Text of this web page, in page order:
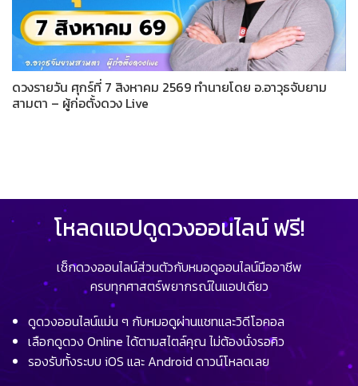
ดวงรายวัน ศุกร์ที่ 7 สิงหาคม 2569 ทำนายโดย อ.อาวุธจับยาม
สามตา – ผู้ก่อตั้งดวง Live
โหลดแอปดูดวงออนไลน์ ฟรี!
เช็กดวงออนไลน์ส่วนตัวกับหมอดูออนไลน์มืออาชีพ
ครบทุกศาสตร์พยากรณ์ในแอปเดียว
ดูดวงออนไลน์แม่น ๆ กับหมอดูผ่านแชทและวิดีโอคอล
เลือกดูดวง Online ได้ตามสไตล์คุณ ไม่ต้องนั่งรอคิว
รองรับทั้งระบบ iOS และ Android ดาวน์โหลดเลย